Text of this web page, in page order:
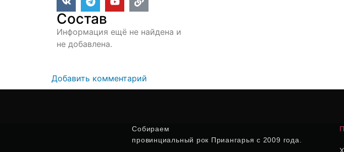
Состав
Информация ещё не найдена и
не добавлена.
Добавить комментарий
Собираем
провинциальный рок Приангарья с 2009 года.